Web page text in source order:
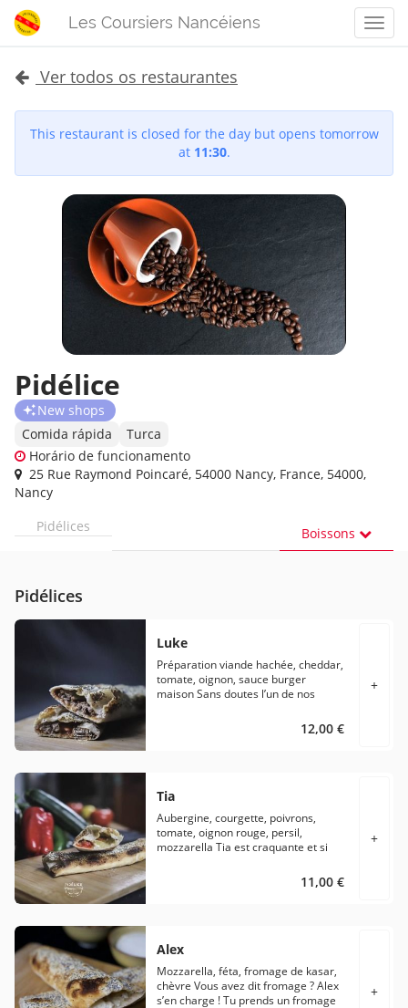
Menu
Les Coursiers Nancéiens
Ver todos os restaurantes
This restaurant is closed for the day but opens tomorrow
at 11:30.
Pidélice
New shops
Comida rápida
Turca
Horário de funcionamento
25 Rue Raymond Poincaré, 54000 Nancy, France, 54000,
Nancy
Pidélices
Boissons
Pidélices
Luke
Préparation viande hachée, cheddar,
tomate, oignon, sauce burger
maison Sans doutes l’un de nos
Contribution à notre carte d’un de
nos premiers Pidélicieux, le petit
oignons frits… Le tout accompagné
maison.
12,00 €
+
Tia
Aubergine, courgette, poivrons,
tomate, oignon rouge, persil,
mozzarella Tia est craquante et si
légumes préparés avec attention
11,00 €
+
Alex
Mozzarella, féta, fromage de kasar,
chèvre Vous avez dit fromage ? Alex
s’en charge ! Tu prends un fromage
+